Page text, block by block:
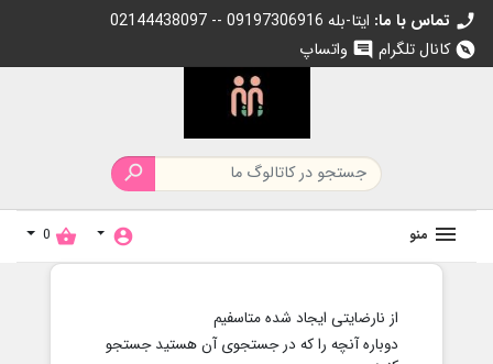
تماس با ما:02144438097 -- 09197306916 ایتا-بله
کانال تلگرام chatواتساپ
منو shopping_basket
0
از نارضایتی ایجاد شده متاسفیم
دوباره آنچه را که در جستجوی آن هستید جستجو